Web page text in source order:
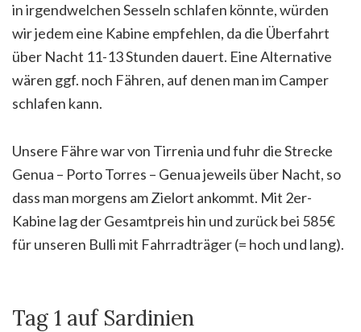
in irgendwelchen Sesseln schlafen könnte, würden
wir jedem eine Kabine empfehlen, da die Überfahrt
über Nacht 11-13 Stunden dauert. Eine Alternative
wären ggf. noch Fähren, auf denen man im Camper
schlafen kann.
Unsere Fähre war von Tirrenia und fuhr die Strecke
Genua – Porto Torres – Genua jeweils über Nacht, so
dass man morgens am Zielort ankommt. Mit 2er-
Kabine lag der Gesamtpreis hin und zurück bei 585€
für unseren Bulli mit Fahrradträger (= hoch und lang).
Tag 1 auf Sardinien